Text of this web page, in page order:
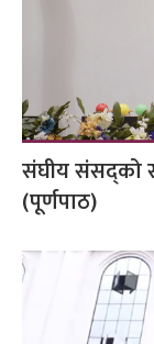
संघीय संसद्को
(पूर्णपाठ)